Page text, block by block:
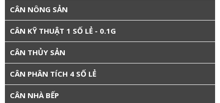
CÂN NÔNG SẢN
CÂN KỸ THUẬT 1 SỐ LẺ - 0.1G
CÂN THỦY SẢN
CÂN PHÂN TÍCH 4 SỐ LẺ
CÂN NHÀ BẾP